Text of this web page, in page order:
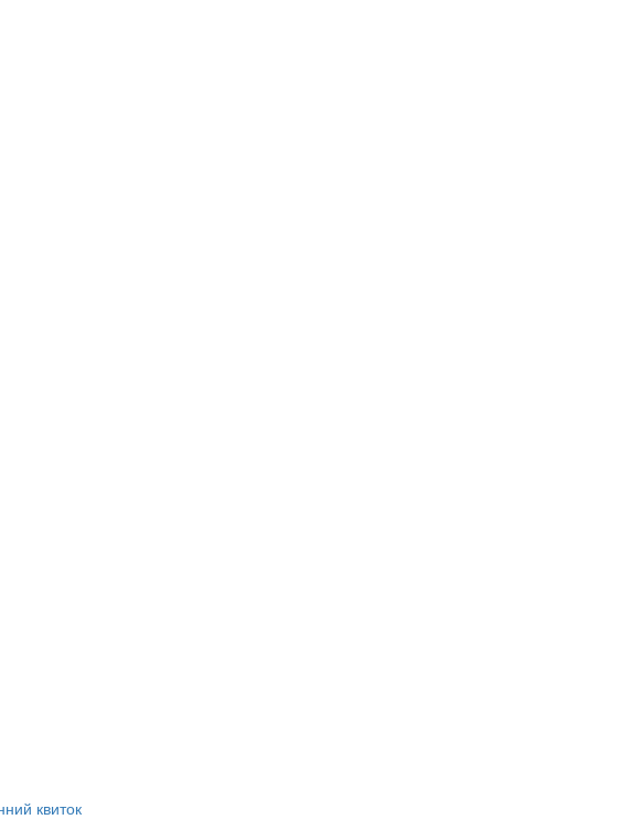
квиток